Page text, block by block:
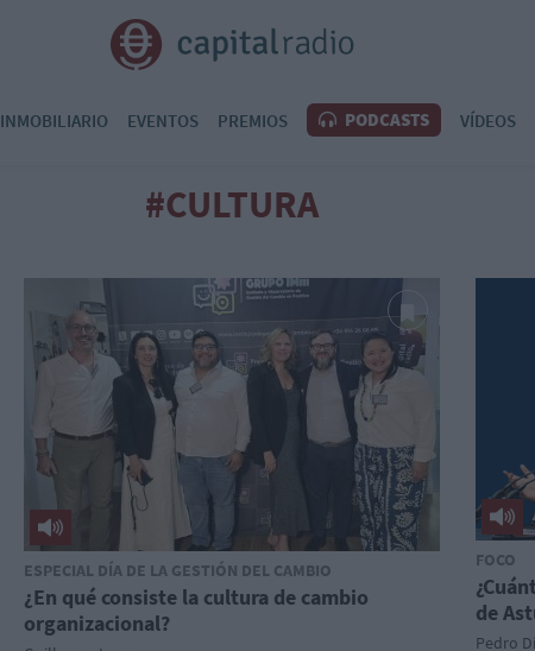
INMOBILIARIO EVENTOS PREMIOS PODCASTS VÍDEOS
#CULTURA
ESPECIAL DÍA DE LA GESTIÓN DEL CAMBIO
¿En qué consiste la cultura de cambio
organizacional?
FOCO
de
Pedro